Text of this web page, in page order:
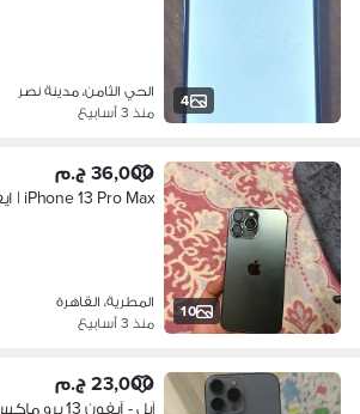
4
الحي الثامن، مدينة نصر
منذ 3 أسابيع
10
36,000 ج.م
iPhone 13 Pro Max | ايفون ١٣ برو ماكس
المطرية، القاهرة
منذ 3 أسابيع
23,000 ج.م
آبل - آيفون 13 برو ماكس